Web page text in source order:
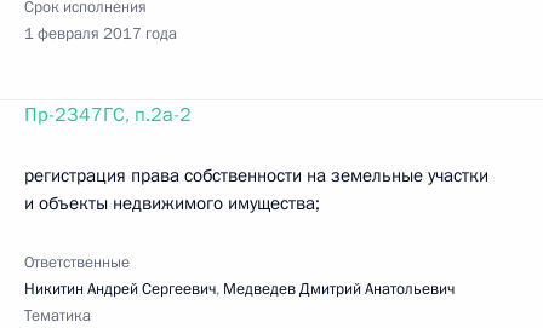
Срок исполнения
1 февраля 2017 года
Пр-2347ГС, п.2а-2
регистрация права собственности на земельные участки
и объекты недвижимого имущества;
Ответственные
Никитин Андрей Сергеевич, Медведев Дмитрий Анатольевич
Тематика